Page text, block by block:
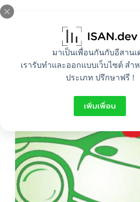
มาเป็นเพื่อนกันกับอีสานเ
เรารับทำและออกแบบเว็บไซต์ สำ
ประเภท ปรึกษาฟรี !
เพิ่มเพื่อน
ยื่นภาษีรถคันแรก ที่ไหนได้บ้าง